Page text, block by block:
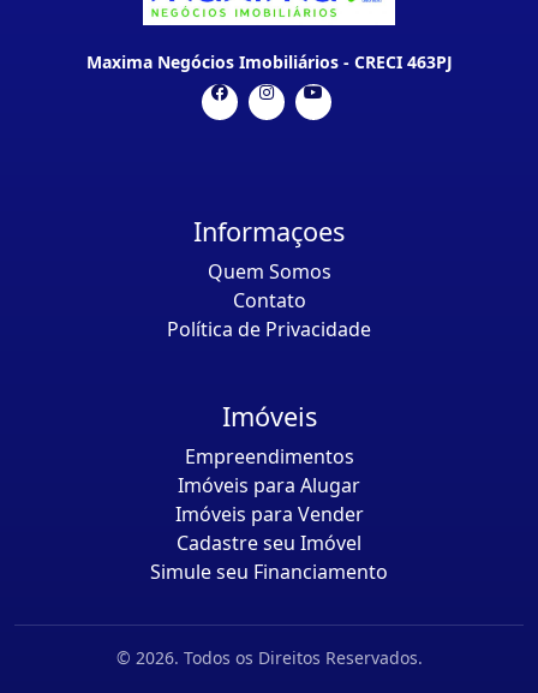
Maxima Negócios Imobiliários - CRECI 463PJ
Informaçoes
Quem Somos
Contato
Política de Privacidade
Imóveis
Empreendimentos
Imóveis para Alugar
Imóveis para Vender
Cadastre seu Imóvel
Simule seu Financiamento
© 2026. Todos os Direitos Reservados.